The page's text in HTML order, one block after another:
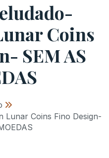
Coins
SEM AS
»
Lunar Coins Fino Design-